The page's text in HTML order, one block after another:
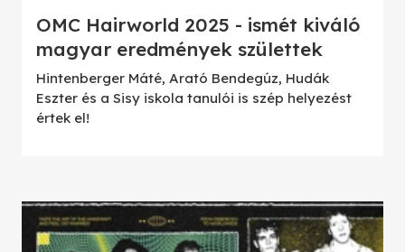
OMC Hairworld 2025 - ismét kiváló
magyar eredmények születtek
Hintenberger Máté, Arató Bendegúz, Hudák
Eszter és a Sisy iskola tanulói is szép helyezést
értek el!